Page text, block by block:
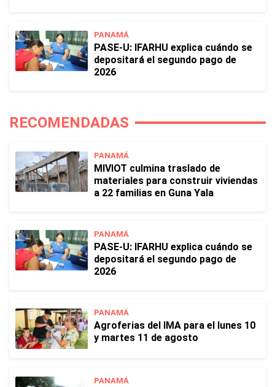
PANAMÁ
PASE-U: IFARHU explica cuándo se
depositará el segundo pago de
2026
RECOMENDADAS
PANAMÁ
MIVIOT culmina traslado de
materiales para construir viviendas
a 22 familias en Guna Yala
PANAMÁ
PASE-U: IFARHU explica cuándo se
depositará el segundo pago de
2026
PANAMÁ
Agroferias del IMA para el lunes 10
y martes 11 de agosto
PANAMÁ